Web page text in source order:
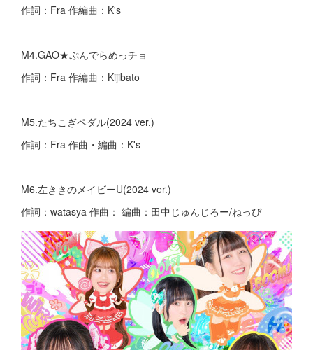
作詞：Fra 作編曲：K's
M4.GAO★ぷんでらめっチョ
作詞：Fra 作編曲：Kijibato
M5.たちこぎペダル(2024 ver.)
作詞：Fra 作曲・編曲：K's
M6.左ききのメイビーU(2024 ver.)
作詞：watasya 作曲： 編曲：田中じゅんじろー/ねっぴ